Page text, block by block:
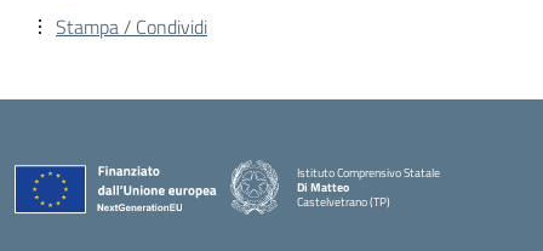
Stampa / Condividi
Istituto Comprensivo Statale
Di Matteo
Castelvetrano (TP)